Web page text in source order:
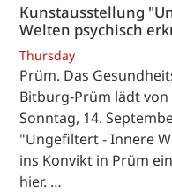
Kunstausstellung
Welten psychisch
Thursday
Prüm. Das
Bitburg-Prüm lädt
Sonntag, 14.
"Ungefiltert - Innere
ins Konvikt in Prüm
hier. …